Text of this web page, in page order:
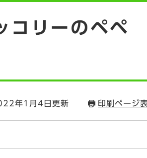
コリーのペペ
年1月4日更新 印刷ページ